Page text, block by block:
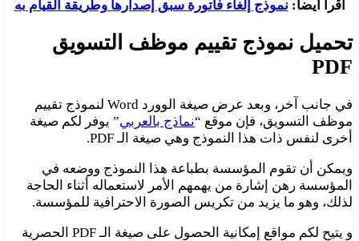
اقرأ أيضا: نموذج إلغاء فاتورة سبق إصدارها وطريقة القيام به
تحميل نموذج تقييم موظف التسويق
PDF
في جانب آخر، وبعد عرض صيغة الوورد Word لنموذج تقييم
موظف التسويق، فإن موقع “نماذج بالعربي” يوفر لكم صيغة
أخرى لنفس ذات هذا النموذج وهي صيغة الـ PDF.
ويمكن أن تقوم المؤسسة بطباعة هذا النموذج ووضعه في
المؤسسة رهن إشارة من يهمهم الأمر لاستعماله أثناء الحاجة
لذلك، وهو ما يزيد من تكريس الصورة الاحترافية للمؤسسة.
و يتيح لكم مواقع إمكانية الحصول على صيغة الـ PDF الحصرية